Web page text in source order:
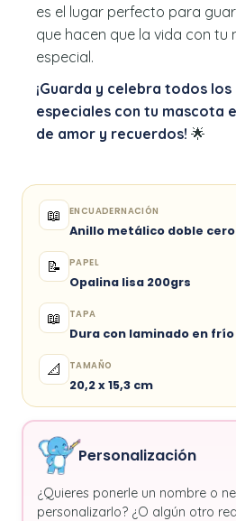
es el lugar perfecto para
que hacen que la vida con tu
especial.
¡Guarda y celebra todos
especiales con tu mascota
de amor y recuerdos! 🌟
📖 ENCUADERNACIÓN
Anillo metálico doble cero
📝 PAPEL
Opalina lisa 200grs
📖 TAPA
Dura con laminado en
📐 TAMAÑO
20,2 x 15,3 cm
Personalización
¿Quieres ponerle un nombre o
personalizarlo? ¿O algún otro